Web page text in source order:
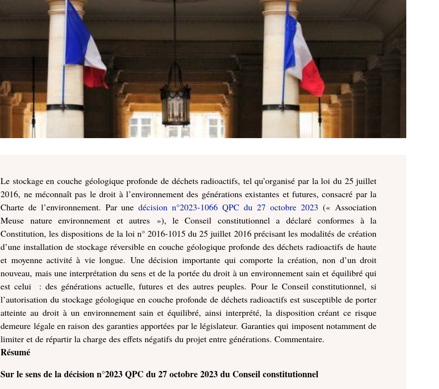
Le stockage en couche géologique profonde de déchets radioactifs, tel qu’organisé par la loi du 25 juillet
2016, ne méconnaît pas le droit à l’environnement des générations existantes et futures, consacré par la
Charte de l’environnement. Par unedécision n°2023-1066 QPC du 27 octobre 2023 (« Association
Meuse nature environnement et autres »), le Conseil constitutionnel a déclaré conformes à la
Constitution, les dispositions de la loi n° 2016-1015 du 25 juillet 2016 précisant les modalités de création
d’une installation de stockage réversible en couche géologique profonde des déchets radioactifs de haute
et moyenne activité à vie longue. Une décision importante qui comporte la création, non d’un droit
nouveau, mais une interprétation du sens et de la portée du droit à un environnement sain et équilibré qui
est celui : des générations actuelle, futures et des autres peuples. Pour le Conseil constitutionnel, si
l’autorisation du stockage géologique en couche profonde de déchets radioactifs est susceptible de porter
atteinte au droit à un environnement sain et équilibré, ainsi interprété, la disposition créant ce risque
demeure légale en raison des garanties apportées par le législateur. Garanties qui imposent notamment de
limiter et de répartir la charge des effets négatifs du projet entre générations. Commentaire.
Résumé
Sur le sens de la décision n°2023 QPC du 27 octobre 2023 du Conseil constitutionnel